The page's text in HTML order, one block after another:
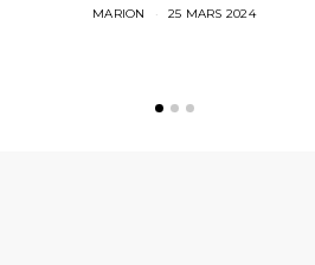
MARION 25 MARS 2024